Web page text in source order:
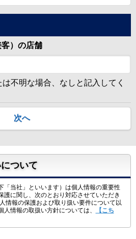
）の店舗
不明な場合、なしと記入してく
次へ
ついて
「当社」といいます）は個人情報の重要性
護に関し、次のとおり対応させていただき
情報の保護および取り扱い要件について以
情報の取扱い方針については、
【こち